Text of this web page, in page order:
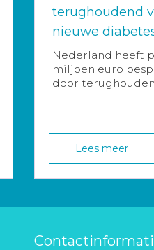
terughoudend
nieuwe
Nederland heeft
miljoen euro
door
Lees meer